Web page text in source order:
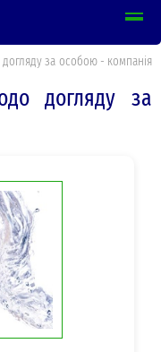
за особою - компанія
догляду за